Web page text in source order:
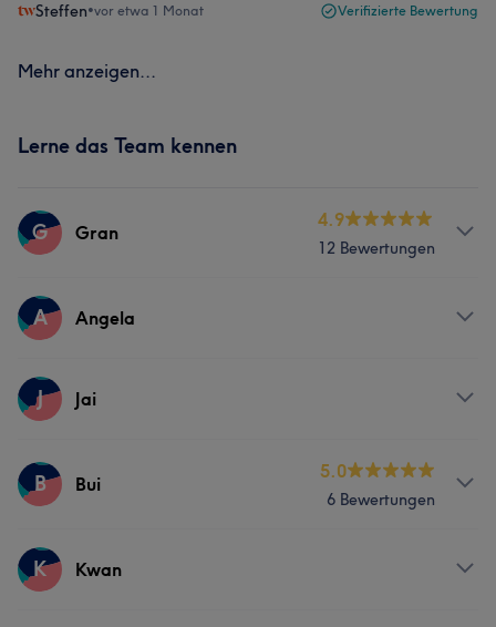
Steffen•vor etwa 1 Monat Verifizierte Bewertung
Mehr anzeigen...
Lerne das Team kennen
G Gran
4.9
12 Bewertungen
Services
A Angela
Services
Portfolio
J Jai
Services
B Bui
5.0
6 Bewertungen
Services
K Kwan